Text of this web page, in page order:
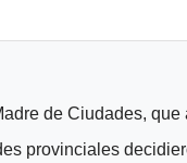
de Ciudades,
provinciales